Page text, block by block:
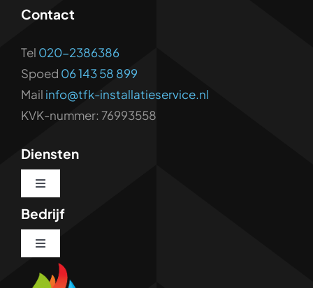
Contact
Tel 020-2386386
Spoed 06 143 58 899
Mail info@tfk-installatieservice.nl
KVK-nummer: 76993558
Diensten
Toggle
WC Ontstoppen
Riool Ontstoppen
Bedrijf
Toggle
Navigation
Loodgieterswerk